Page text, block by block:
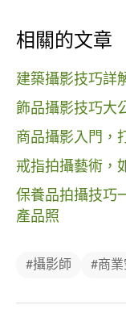
相關的文章
建築攝影技巧詳
飾品攝影技巧大
商品攝影入門，
戒指拍攝藝術，
保養品拍攝技巧
產品照
#攝影師 #商業